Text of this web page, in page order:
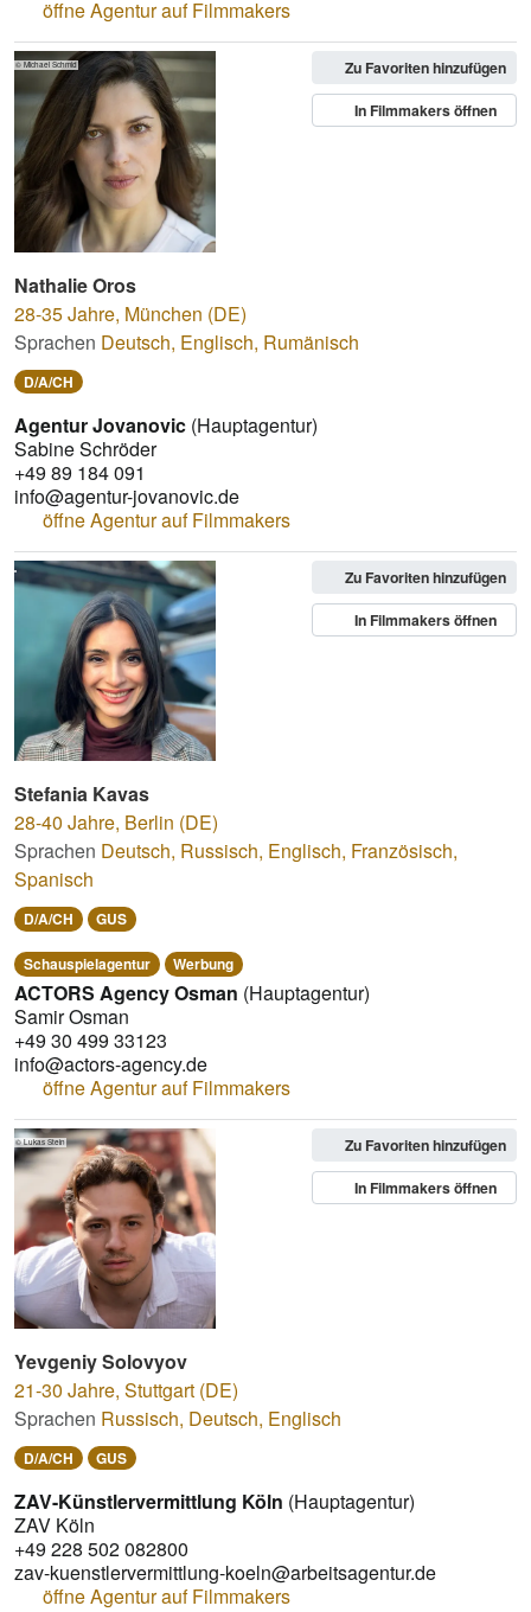
öffne Agentur auf Filmmakers
Zu Favoriten hinzufügen
In Filmmakers öffnen
© Michael Schmid
28-35 Jahre, München (DE)
Sprachen Deutsch, Englisch, Rumänisch
D/A/CH
Nathalie Oros
Agentur Jovanovic (Hauptagentur)
Sabine Schröder
+49 89 184 091
info@agentur-jovanovic.de
öffne Agentur auf Filmmakers
Zu Favoriten hinzufügen
In Filmmakers öffnen
28-40 Jahre, Berlin (DE)
Sprachen Deutsch, Russisch, Englisch, Französisch,
Spanisch
D/A/CH GUS
Stefania Kavas
Schauspielagentur Werbung
ACTORS Agency Osman (Hauptagentur)
Samir Osman
+49 30 499 33123
info@actors-agency.de
öffne Agentur auf Filmmakers
Zu Favoriten hinzufügen
In Filmmakers öffnen
© Lukas Stein
21-30 Jahre, Stuttgart (DE)
Sprachen Russisch, Deutsch, Englisch
D/A/CH GUS
Yevgeniy Solovyov
ZAV-Künstlervermittlung Köln (Hauptagentur)
ZAV Köln
+49 228 502 082800
zav-kuenstlervermittlung-koeln@arbeitsagentur.de
öffne Agentur auf Filmmakers